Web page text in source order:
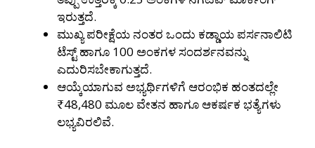
ಇರುತ್ತದೆ.
ಮುಖ್ಯ ಪರೀಕ್ಷೆಯ ನಂತರ ಒಂದು ಕಡ್ಡಾಯ ಪರ್ಸನಾಲಿಟಿ
ಟೆಸ್ಟ್ ಹಾಗೂ 100 ಅಂಕಗಳ ಸಂದರ್ಶನವನ್ನು
ಎದುರಿಸಬೇಕಾಗುತ್ತದೆ.
ಆಯ್ಕೆಯಾಗುವ ಅಭ್ಯರ್ಥಿಗಳಿಗೆ ಆರಂಭಿಕ ಹಂತದಲ್ಲೇ
₹48,480 ಮೂಲ ವೇತನ ಹಾಗೂ ಆಕರ್ಷಕ ಭತ್ಯೆಗಳು
ಲಭ್ಯವಿರಲಿವೆ.